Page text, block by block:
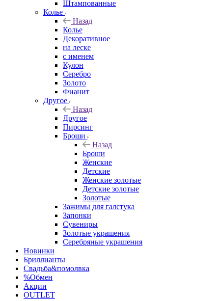
Штампованные
Колье
Назад
Колье
Декоративное
на леске
с именем
Кулон
Серебро
Золото
Фианит
Другое
Назад
Другое
Пирсинг
Броши
Назад
Броши
Женские
Детские
Женские золотые
Детские золотые
Золотые
Зажимы для галстука
Запонки
Сувениры
Золотые украшения
Серебряные украшения
Новинки
Бриллианты
Свадьба&помолвка
%Обмен
Акции
OUTLET